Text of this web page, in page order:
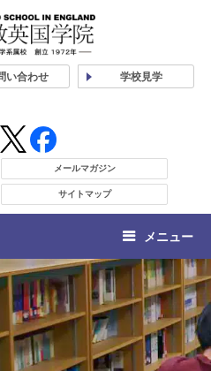
い合わせ 学校見学
メールマガジン
サイトマップ
メニュー